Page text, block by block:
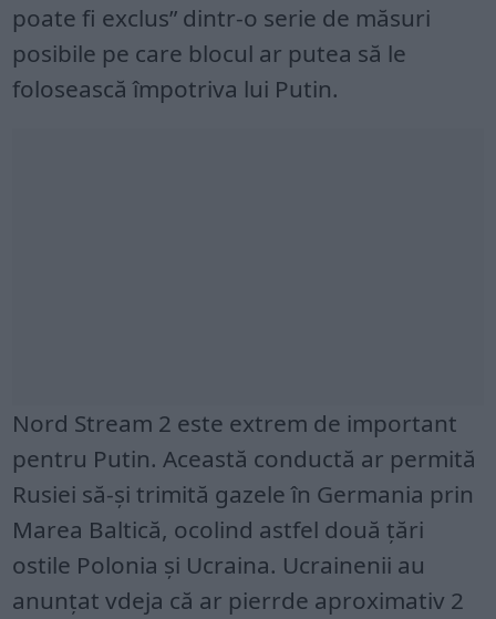
poate fi exclus” dintr-o serie de măsuri
posibile pe care blocul ar putea să le
folosească împotriva lui Putin.
Nord Stream 2 este extrem de important
pentru Putin. Această conductă ar permită
Rusiei să-și trimită gazele în Germania prin
Marea Baltică, ocolind astfel două țări
ostile Polonia și Ucraina. Ucrainenii au
anunțat vdeja că ar pierrde aproximativ 2